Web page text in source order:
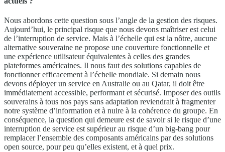
Nous abordons cette question sous l’angle de la gestion des risques.
Aujourd’hui, le principal risque que nous devons maîtriser est celui
de l’interruption de service. Mais à l’échelle qui est la nôtre, aucune
alternative souveraine ne propose une couverture fonctionnelle et
une expérience utilisateur équivalentes à celles des grandes
plateformes américaines. Il nous faut des solutions capables de
fonctionner efficacement à l’échelle mondiale. Si demain nous
devons déployer un service en Australie ou au Qatar, il doit être
immédiatement accessible, performant et sécurisé. Imposer des outils
souverains à tous nos pays sans adaptation reviendrait à fragmenter
notre système d’information et à nuire à la cohérence du groupe. En
conséquence, la question qui demeure est de savoir si le risque d’une
interruption de service est supérieur au risque d’un big-bang pour
remplacer l’ensemble des composants américains par des solutions
open source, pour peu qu’elles existent, et à quel prix.